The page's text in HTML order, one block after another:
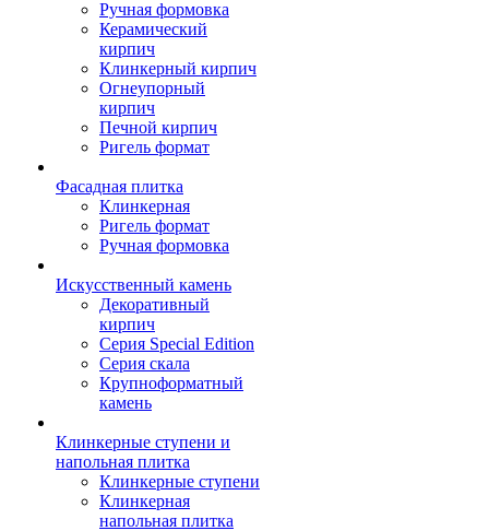
Ручная формовка
Керамический
кирпич
Клинкерный кирпич
Огнеупорный
кирпич
Печной кирпич
Ригель формат
Фасадная плитка
Клинкерная
Ригель формат
Ручная формовка
Искусственный камень
Декоративный
кирпич
Серия Special Edition
Серия скала
Крупноформатный
камень
Клинкерные ступени и
напольная плитка
Клинкерные ступени
Клинкерная
напольная плитка